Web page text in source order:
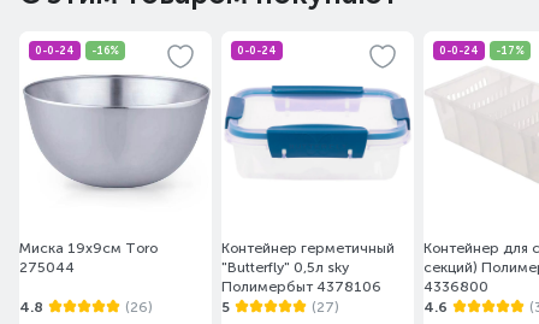
0-0-24 -16%
Миска 19х9см Toro
275044
4.8 (26)
0-0-24
Контейнер герметичный
"Butterfly" 0,5л sky
Полимербыт 4378106
5
(27)
0-0-24 -17%
Контейнер для
секций)
4336800
4.6